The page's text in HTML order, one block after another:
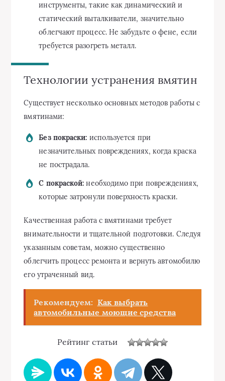
инструменты, такие как динамический и
статический выталкиватели, значительно
облегчают процесс. Не забудьте о фене, если
требуется разогреть металл.
Технологии устранения вмятин
Существует несколько основных методов работы с
вмятинами:
Без покраски: используется при
незначительных повреждениях, когда краска
не пострадала.
С покраской: необходимо при повреждениях,
которые затронули поверхность краски.
Качественная работа с вмятинами требует
внимательности и тщательной подготовки. Следуя
указанным советам, можно существенно
облегчить процесс ремонта и вернуть автомобилю
его утраченный вид.
Рекомендуем: Как выбрать
автомобильные моющие средства
Рейтинг статьи